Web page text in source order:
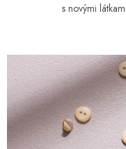
s novými